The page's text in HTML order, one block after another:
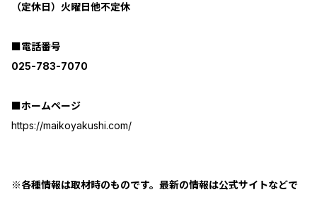
（定休日）火曜日他不定休
■電話番号
025-783-7070
■ホームページ
https://maikoyakushi.com/
※各種情報は取材時のものです。最新の情報は公式サイトなどで